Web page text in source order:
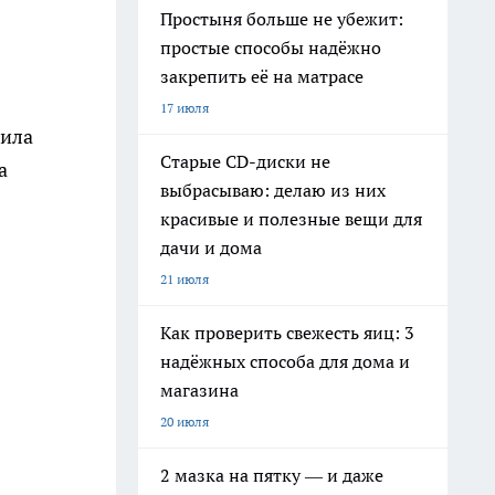
Простыня больше не убежит:
простые способы надёжно
закрепить её на матрасе
17 июля
Старые CD-диски не
выбрасываю: делаю из них
красивые и полезные вещи для
дачи и дома
21 июля
Как проверить свежесть яиц: 3
надёжных способа для дома и
магазина
20 июля
2 мазка на пятку — и даже